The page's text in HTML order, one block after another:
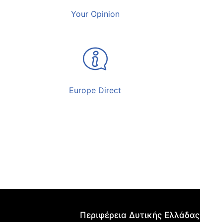
Your Opinion
Europe Direct
Περιφέρεια Δυτικής Ελλάδας​